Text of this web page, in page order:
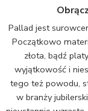
Pallad jest
Początkowo
złota, bądź
wyjątkowość i
tego też powodu,
w branży